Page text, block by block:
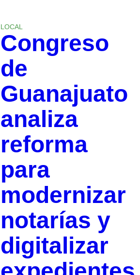
LOCAL
Congreso
de
Guanajuato
analiza
reforma
para
modernizar
notarías y
digitalizar